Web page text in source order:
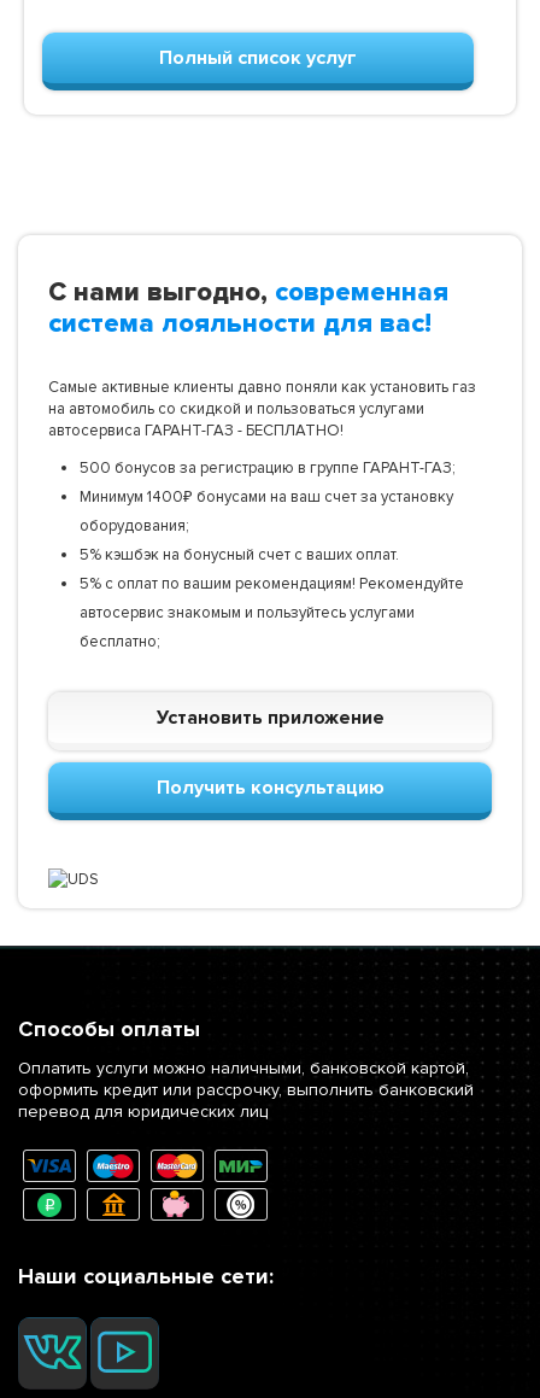
Полный список услуг
С нами выгодно, современная
система лояльности для вас!
Самые активные клиенты давно поняли как установить газ
на автомобиль со скидкой и пользоваться услугами
автосервиса ГАРАНТ-ГАЗ - БЕСПЛАТНО!
500 бонусов за регистрацию в группе ГАРАНТ-ГАЗ;
Минимум 1400₽ бонусами на ваш счет за установку
оборудования;
5% кэшбэк на бонусный счет с ваших оплат.
5% с оплат по вашим рекомендациям! Рекомендуйте
автосервис знакомым и пользуйтесь услугами
бесплатно;
Установить приложение
Получить консультацию
Способы оплаты
Оплатить услуги можно наличными, банковской картой,
оформить кредит или рассрочку, выполнить банковский
перевод для юридических лиц
Наши социальные сети: